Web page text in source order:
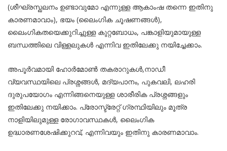
(ശീഘ്രസ്ഖലനം ഉണ്ടാവുമോ എന്നുള്ള ആകാംഷ തന്നെ ഇതിനു
കാരണമാവാം), ഭയം (ലൈംഗിക ചൂഷണങ്ങള്‍),
ലൈംഗികതയെക്കുറിച്ചുള്ള കുറ്റബോധം, പങ്കാളിയുമായുള്ള
ബന്ധത്തിലെ വിള്ളലുകള്‍ എന്നിവ ഇതിലേക്കു നയിച്ചേക്കാം.
അപൂര്‍വമായി ഹോര്‍മോണ്‍ തകരാറുകള്‍,നാഡീ
വ്യവസ്ഥയിലെ പ്രശ്നങ്ങള്‍, മദ്യപാനം, പുകവലി, ലഹരി
ദുരുപയോഗം എന്നിങ്ങനെയുള്ള ശാരീരിക പ്രശ്നങ്ങളും
ഇതിലേക്കു നയിക്കാം. പ്രോസ്ട്രേറ്റ് ഗ്രന്ഥിയിലും മൂത്ര
നാളിയിലുമുള്ള രോഗാവസ്ഥകള്‍, ലൈംഗിക
ഉദ്ധാരണശേഷിക്കുറവ്, എന്നിവയും ഇതിനു കാരണമാവാം.